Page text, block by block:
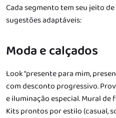
Cada segmento tem seu jeito
sugestões adaptáveis:
Moda e calçados
Look “presente para mim,
com desconto progressivo.
e iluminação especial. Mural de
Kits prontos por estilo (casual,